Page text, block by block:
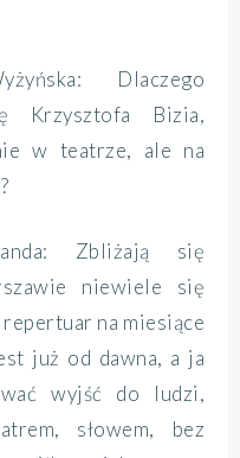
Dlaczego
Krzysztofa Bizia,
w teatrze, ale na
Zbliżają się
niewiele się
na miesiące
już od dawna, a ja
wyjść do ludzi,
słowem, bez